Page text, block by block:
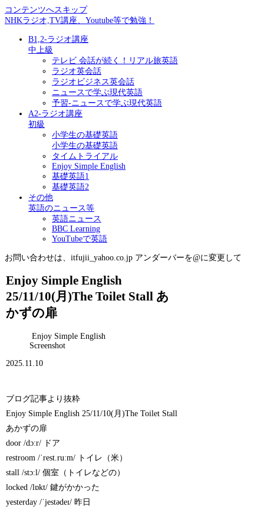
コンテンツへスキップ
NHKラジオ,TV講座、Youtube等で勉強！
B1,2-ラジオ講座
中上級
テレビ 会話が続く！リアル旅英語
ラジオ英会話
ラジオビジネス英会話
ニュースで学ぶ現代英語
予習-ニュースで学ぶ現代英語
A2-ラジオ講座
初級
小学生の基礎英語
小学生の基礎英語
タイムトライアル
Enjoy Simple English
基礎英語1
基礎英語2
その他
英語のニュース等
英語ニュース
BBC Learning
YouTubeで英語
お問い合わせは、itfujii_yahoo.co.jp アンダーバーを@に変更して
Enjoy Simple English
25/11/10(月)The Toilet Stall あ
かずの扉
Enjoy Simple English
Screenshot
2025.11.10
ブログ記事より抜粋
Enjoy Simple English 25/11/10(月)The Toilet Stall
あかずの扉
door /dɔːr/ ドア
restroom /ˈrest.ruːm/ トイレ（米）
stall /stɔːl/ 個室（トイレなどの）
locked /lɒkt/ 鍵がかかった
yesterday /ˈjestədeɪ/ 昨日